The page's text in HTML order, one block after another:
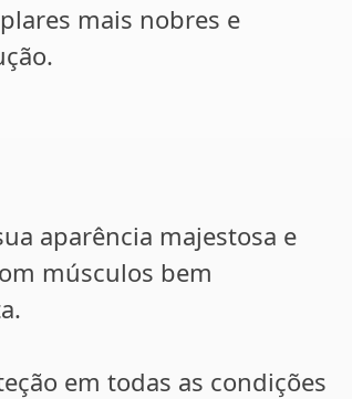
mais nobres e
aparência majestosa e
músculos bem
em todas as condições